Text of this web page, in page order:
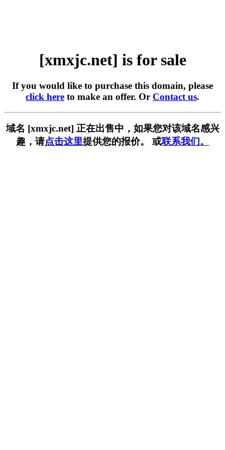
[xmxjc.net] is for sale
If you would like to purchase this domain, please
click here to make an offer. Or Contact us.
域名 [xmxjc.net] 正在出售中，如果您对该域名感兴
趣，请点击这里提供您的报价。 或联系我们。